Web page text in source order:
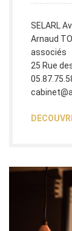
SELARL
Arnaud
associés
25 Rue